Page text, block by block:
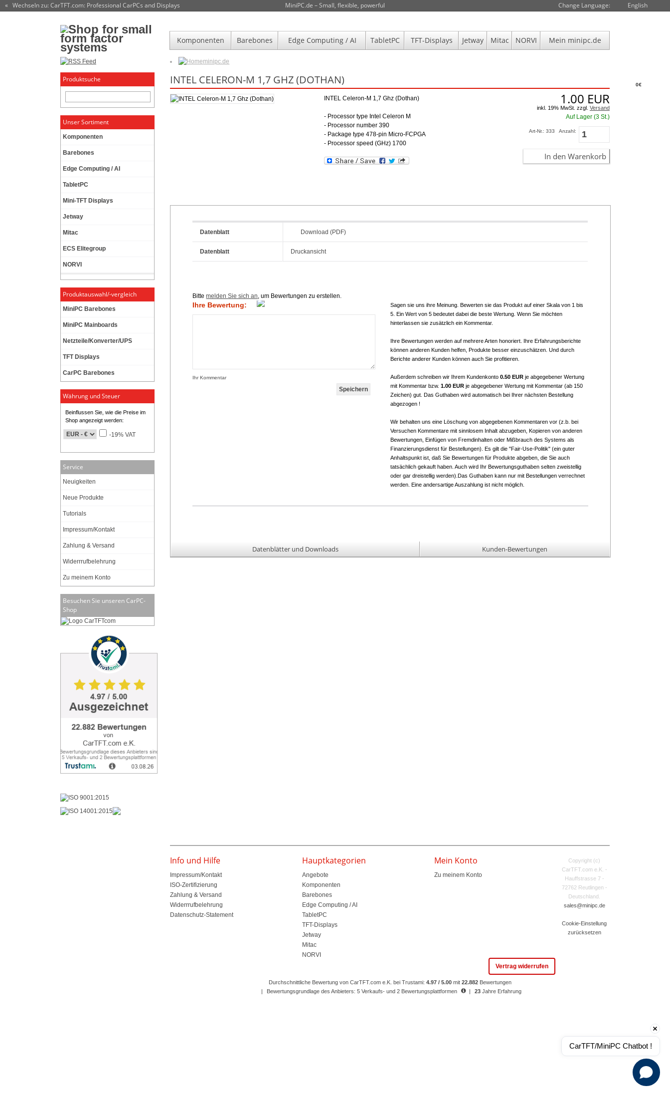
0€
MiniPC.de – Small, flexible, powerful
« Wechseln zu: CarTFT.com: Professional CarPCs and Displays Change Language: English
Komponenten Barebones Edge Computing / AI TabletPC TFT-Displays Jetway Mitac NORVI Mein minipc.de
minipc.de
Produktsuche
Unser Sortiment
Komponenten
Barebones
Edge Computing / AI
TabletPC
Mini-TFT Displays
Jetway
Mitac
ECS Elitegroup
NORVI
Produktauswahl/-vergleich
MiniPC Barebones
MiniPC Mainboards
Netzteile/Konverter/UPS
TFT Displays
CarPC Barebones
Währung und Steuer
Beinflussen Sie, wie die Preise im
Shop angezeigt werden:
-19% VAT
Service
Neuigkeiten
Neue Produkte
Tutorials
Impressum/Kontakt
Zahlung & Versand
Widerrrufbelehrung
Zu meinem Konto
Besuchen Sie unseren CarPC-
Shop
INTEL CELERON-M 1,7 GHZ (DOTHAN)
INTEL Celeron-M 1,7 Ghz (Dothan)
- Processor type Intel Celeron M
- Processor number 390
- Package type 478-pin Micro-FCPGA
- Processor speed (GHz) 1700
1.00 EUR
inkl. 19% MwSt. zzgl. Versand
Auf Lager (3 St.)
Art-Nr.: 333 Anzahl:
In den Warenkorb
Datenblatt Download (PDF)
Datenblatt Druckansicht
Bittemelden Sie sich an, um Bewertungen zu erstellen.
Ihre Bewertung:
Sagen sie uns ihre Meinung. Bewerten sie das Produkt auf einer Skala von 1 bis
5. Ein Wert von 5 bedeutet dabei die beste Wertung. Wenn Sie möchten
hinterlassen sie zusätzlich ein Kommentar.
Ihre Bewertungen werden auf mehrere Arten honoriert. Ihre Erfahrungsberichte
können anderen Kunden helfen, Produkte besser einzuschätzen. Und durch
Berichte anderer Kunden können auch Sie profitieren.
Außerdem schreiben wir Ihrem Kundenkonto0.50 EUR je abgegebener Wertung
mit Kommentar bzw.1.00 EUR je abgegebener Wertung mit Kommentar (ab 150
Zeichen) gut. Das Guthaben wird automatisch bei Ihrer nächsten Bestellung
abgezogen !
Wir behalten uns eine Löschung von abgegebenen Kommentaren vor (z.b. bei
Versuchen Kommentare mit sinnlosem Inhalt abzugeben, Kopieren von anderen
Bewertungen, Einfügen von Fremdinhalten oder Mißbrauch des Systems als
Finanzierungsdienst für Bestellungen). Es gilt die "Fair-Use-Politik" (ein guter
Anhaltspunkt ist, daß Sie Bewertungen für Produkte abgeben, die Sie auch
tatsächlich gekauft haben. Auch wird Ihr Bewertungsguthaben selten zweistellig
oder gar dreistellig werden).Das Guthaben kann nur mit Bestellungen verrechnet
werden. Eine andersartige Auszahlung ist nicht möglich.
Ihr Kommentar
Datenblätter und Downloads Kunden-Bewertungen
Info und Hilfe
Impressum/Kontakt
ISO-Zertifizierung
Zahlung & Versand
Widerrrufbelehrung
Datenschutz-Statement
Hauptkategorien
Angebote
Komponenten
Barebones
Edge Computing / AI
TabletPC
TFT-Displays
Jetway
Mitac
NORVI
Mein Konto
Zu meinem Konto
Copyright (c)
CarTFT.com e.K. -
Hauffstrasse 7 -
72762 Reutlingen -
Deutschland.
sales@minipc.de
Cookie-Einstellung
zurücksetzen
Vertrag widerrufen
Durchschnittliche Bewertung von CarTFT.com e.K. bei Trustami: 4.97 / 5.00mit 22.882 Bewertungen
Bewertungsgrundlage des Anbieters: 5 Verkaufs- und 2 Bewertungsplattformen 23 Jahre Erfahrung
CarTFT/MiniPC Chatbot !